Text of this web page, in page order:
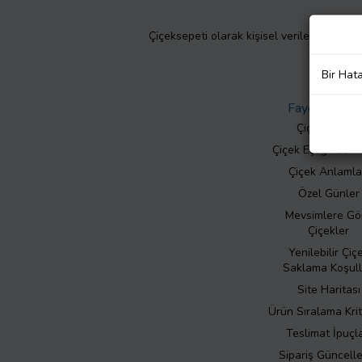
Çiçeksepeti olarak kişisel verilerinizin
Faydalı Bilgiler
Çiçek Bakımı
Çiçek Eşliğinde
Çiçek
Özel Günler
Mevsimlere
Çiçekler
Yenilebilir
Saklama
Site Haritası
Ürün Sıralama
Teslimat
Sipariş
Bir